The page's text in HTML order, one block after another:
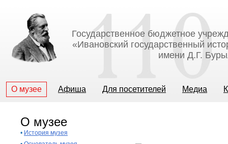
Государственное бюджетное
«Ивановский государственный
имени Д.Г.
О музее Афиша Для посетителей Медиа
О музее
• История музея